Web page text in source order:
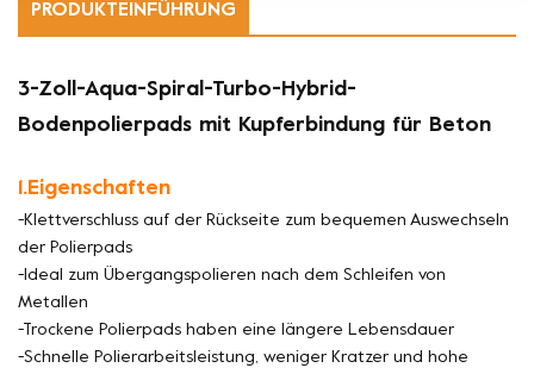
PRODUKTEINFÜHRUNG
3-Zoll-Aqua-Spiral-Turbo-Hybrid-
Bodenpolierpads mit Kupferbindung für Beton
1.Eigenschaften
-Klettverschluss auf der Rückseite zum bequemen Auswechseln
der Polierpads
-Ideal zum Übergangspolieren nach dem Schleifen von
Metallen
-Trockene Polierpads haben eine längere Lebensdauer
-Schnelle Polierarbeitsleistung, weniger Kratzer und hohe